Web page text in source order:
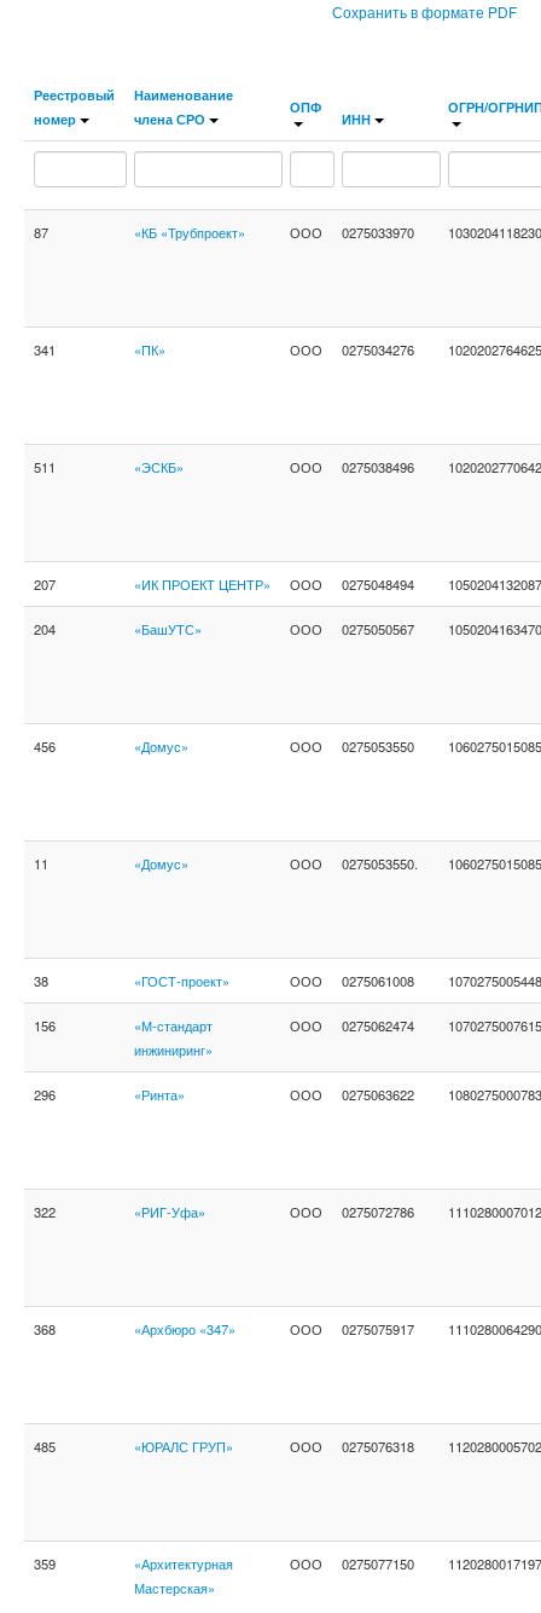
Сохранить в формате PDF
Реестровый
номер
Наименование
члена СРО
ОПФ
ИНН
ОГРН/
87 «КБ «Трубпроект» ООО 0275033970 1030204118230
341 «ПК» ООО 0275034276 1020202764625
511 «ЭСКБ» ООО 0275038496 1020202770642
207 «ИК ПРОЕКТ ЦЕНТР» ООО 0275048494 1050204132087
204 «БашУТС» ООО 0275050567 1050204163470
456 «Домус» ООО 0275053550 1060275015085
11 «Домус» ООО 0275053550. 1060275015085
38 «ГОСТ-проект» ООО 0275061008 1070275005448
156
«М-стандарт
инжиниринг»
ООО 0275062474 1070275007615
296 «Ринта» ООО 0275063622 1080275000783
322 «РИГ-Уфа» ООО 0275072786 1110280007012
368 «Архбюро «347» ООО 0275075917 1110280064290
485 «ЮРАЛС ГРУП» ООО 0275076318 1120280005702
359
«Архитектурная
Мастерская»
ООО 0275077150 1120280017197